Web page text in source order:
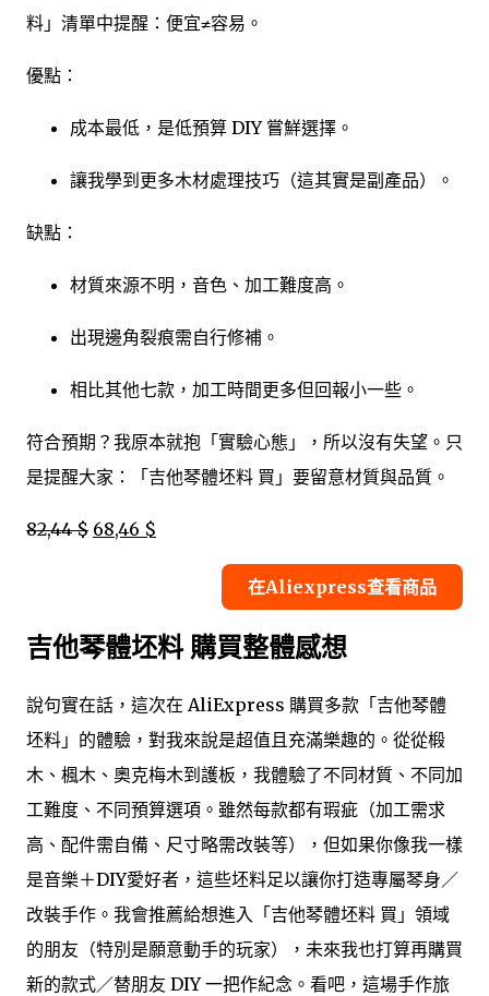
料」清單中提醒：便宜≠容易。
優點：
成本最低，是低預算 DIY 嘗鮮選擇。
讓我學到更多木材處理技巧（這其實是副產品）。
缺點：
材質來源不明，音色、加工難度高。
出現邊角裂痕需自行修補。
相比其他七款，加工時間更多但回報小一些。
符合預期？我原本就抱「實驗心態」，所以沒有失望。只
是提醒大家：「吉他琴體坯料 買」要留意材質與品質。
82,44 $ 68,46 $
在Aliexpress查看商品
吉他琴體坯料 購買整體感想
說句實在話，這次在 AliExpress 購買多款「吉他琴體
坯料」的體驗，對我來說是超值且充滿樂趣的。從從椴
木、楓木、奧克梅木到護板，我體驗了不同材質、不同加
工難度、不同預算選項。雖然每款都有瑕疵（加工需求
高、配件需自備、尺寸略需改裝等），但如果你像我一樣
是音樂＋DIY愛好者，這些坯料足以讓你打造專屬琴身／
改裝手作。我會推薦給想進入「吉他琴體坯料 買」領域
的朋友（特別是願意動手的玩家），未來我也打算再購買
新的款式／替朋友 DIY 一把作紀念。看吧，這場手作旅